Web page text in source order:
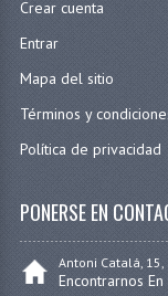
Crear cuenta
Entrar
Mapa del sitio
Términos y
Política de privacidad
PONERSE EN
Antoni Catalá, 15,
Encontrarnos